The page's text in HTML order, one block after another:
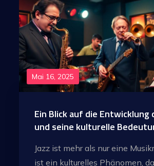
Mai 16, 2025
Ein Blick auf die Entwicklung
und seine kulturelle
Jazz ist mehr als nur eine
ist ein kulturelles Phänomen,